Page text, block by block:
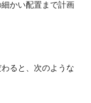
かい配置まで計画
ると、次のような